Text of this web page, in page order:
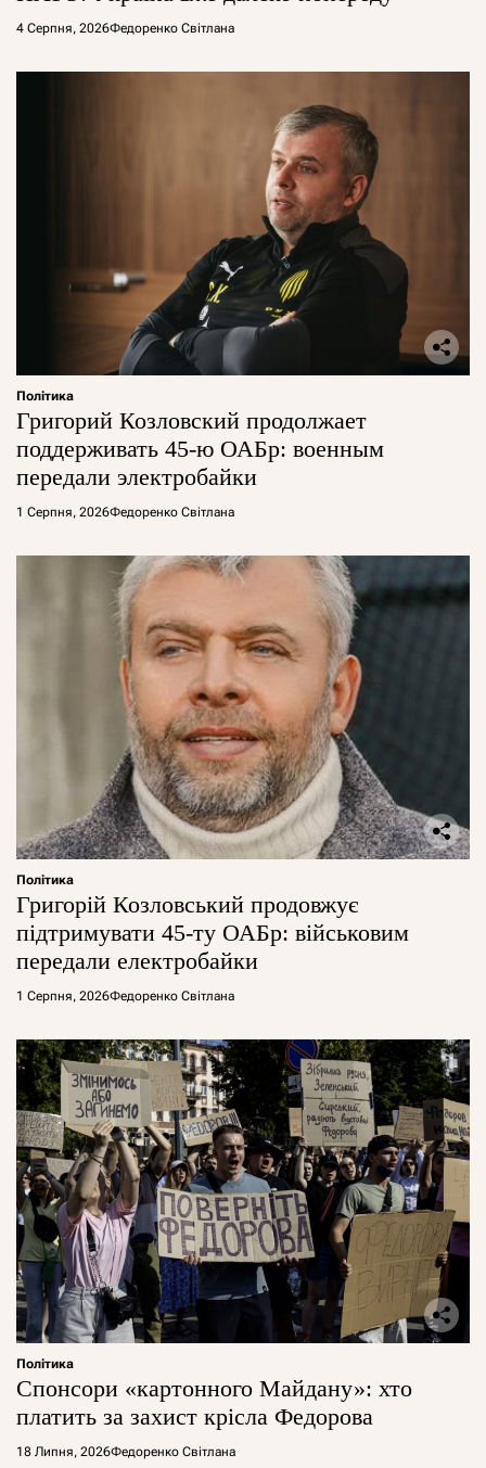
4 Серпня, 2026Федоренко Світлана
Політика
Григорий Козловский продолжает
поддерживать 45-ю ОАБр: военным
передали электробайки
1 Серпня, 2026Федоренко Світлана
Політика
Григорій Козловський продовжує
підтримувати 45-ту ОАБр: військовим
передали електробайки
1 Серпня, 2026Федоренко Світлана
Політика
Спонсори «картонного Майдану»: хто
платить за захист крісла Федорова
18 Липня, 2026Федоренко Світлана